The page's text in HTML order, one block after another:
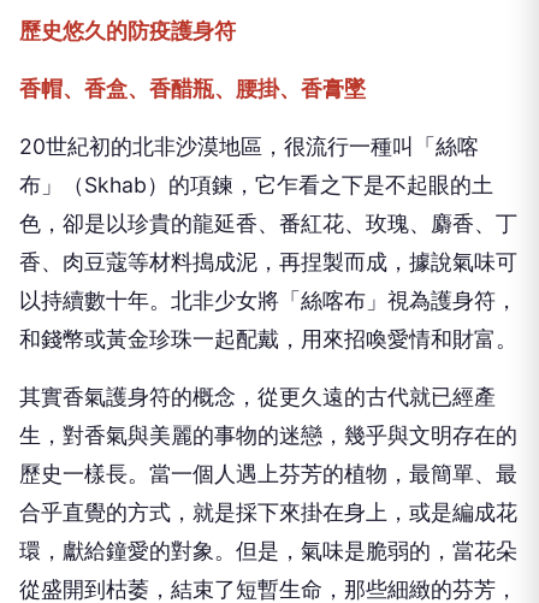
歷史悠久的防疫護身符
香帽、香盒、香醋瓶、腰掛、香膏墜
20世紀初的北非沙漠地區，很流行一種叫「絲喀
布」（Skhab）的項鍊，它乍看之下是不起眼的土
色，卻是以珍貴的龍延香、番紅花、玫瑰、麝香、丁
香、肉豆蔻等材料搗成泥，再捏製而成，據說氣味可
以持續數十年。北非少女將「絲喀布」視為護身符，
和錢幣或黃金珍珠一起配戴，用來招喚愛情和財富。
其實香氣護身符的概念，從更久遠的古代就已經產
生，對香氣與美麗的事物的迷戀，幾乎與文明存在的
歷史一樣長。當一個人遇上芬芳的植物，最簡單、最
合乎直覺的方式，就是採下來掛在身上，或是編成花
環，獻給鐘愛的對象。但是，氣味是脆弱的，當花朵
從盛開到枯萎，結束了短暫生命，那些細緻的芬芳，